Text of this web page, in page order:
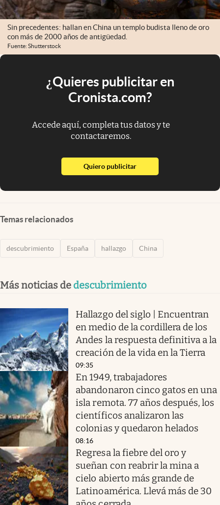
Sin precedentes: hallan en China un templo budista lleno de oro
con más de 2000 años de antigüedad.
Fuente: Shutterstock
¿Quieres publicitar en
Cronista.com?
Accede aquí, completa tus datos y te
contactaremos.
Quiero publicitarabre en nueva pestaña
Temas relacionados
descubrimiento España hallazgo China
Más noticias de descubrimiento
Hallazgo del siglo | Encuentran
en medio de la cordillera de los
Andes la respuesta definitiva a la
creación de la vida en la Tierra
09:35
En 1949, trabajadores
abandonaron cinco gatos en una
isla remota. 77 años después, los
científicos analizaron las
colonias y quedaron helados
08:16
Regresa la fiebre del oro y
sueñan con reabrir la mina a
cielo abierto más grande de
Latinoamérica. Llevá más de 30